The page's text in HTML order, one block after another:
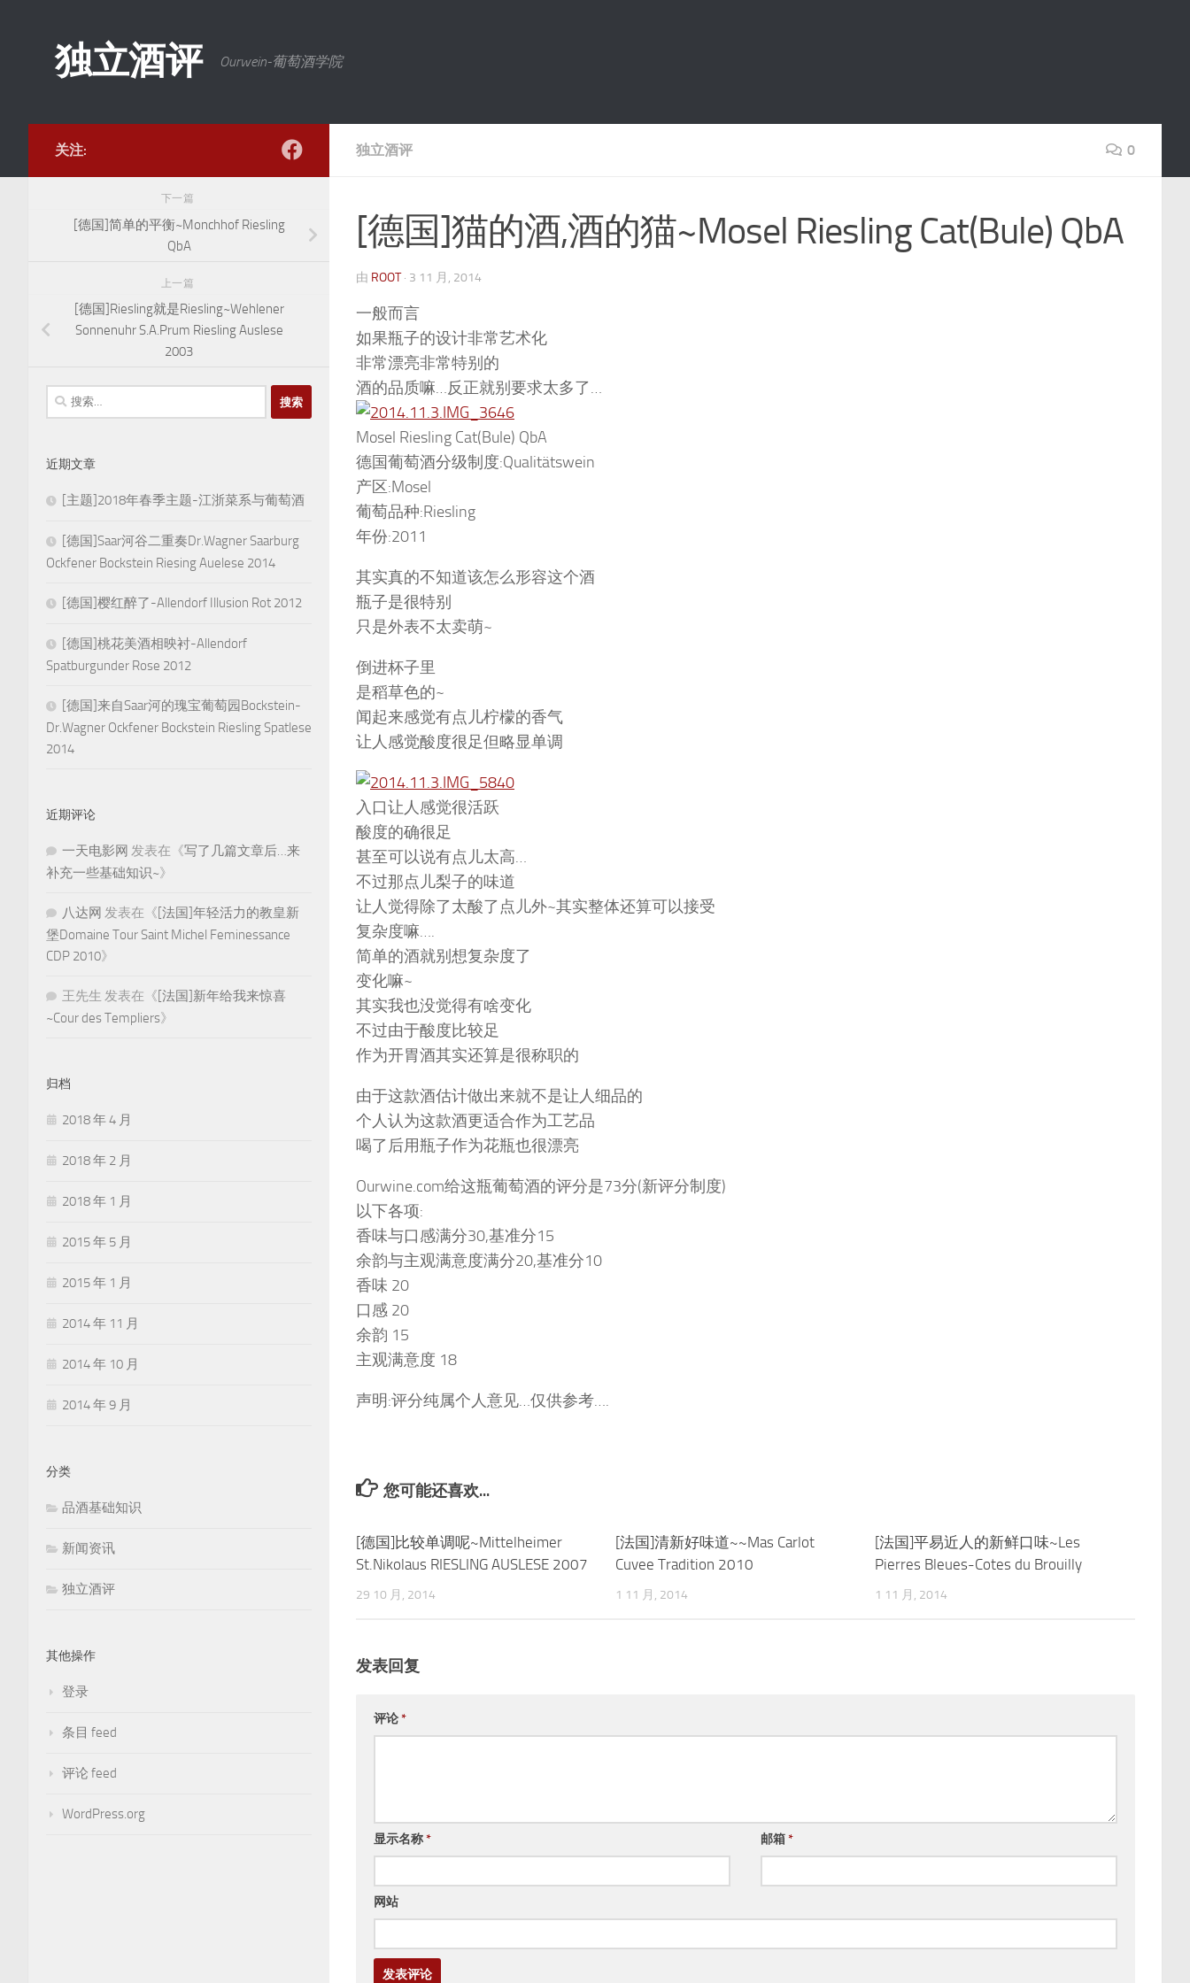
独立酒评 Ourwein-葡萄酒学院
独立酒评 0
[德国]猫的酒,酒的猫~Mosel Riesling Cat(Bule) QbA
由 ROOT · 3 11 月, 2014
一般而言
如果瓶子的设计非常艺术化
非常漂亮非常特别的
酒的品质嘛…反正就别要求太多了…
Mosel Riesling Cat(Bule) QbA
德国葡萄酒分级制度:Qualitätswein
产区:Mosel
葡萄品种:Riesling
年份:2011
其实真的不知道该怎么形容这个酒
瓶子是很特别
只是外表不太卖萌~
倒进杯子里
是稻草色的~
闻起来感觉有点儿柠檬的香气
让人感觉酸度很足但略显单调
入口让人感觉很活跃
酸度的确很足
甚至可以说有点儿太高…
不过那点儿梨子的味道
让人觉得除了太酸了点儿外~其实整体还算可以接受
复杂度嘛….
简单的酒就别想复杂度了
变化嘛~
其实我也没觉得有啥变化
不过由于酸度比较足
作为开胃酒其实还算是很称职的
由于这款酒估计做出来就不是让人细品的
个人认为这款酒更适合作为工艺品
喝了后用瓶子作为花瓶也很漂亮
Ourwine.com给这瓶葡萄酒的评分是73分(新评分制度)
以下各项:
香味与口感满分30,基准分15
余韵与主观满意度满分20,基准分10
香味 20
口感 20
余韵 15
主观满意度 18
声明:评分纯属个人意见…仅供参考….
您可能还喜欢...
[德国]比较单调呢~Mittelheimer
St.Nikolaus RIESLING AUSLESE 2007
29 10 月, 2014
[法国]清新好味道~~Mas Carlot
Cuvee Tradition 2010
1 11 月, 2014
[法国]平易近人的新鲜口味~Les
Pierres Bleues-Cotes du Brouilly
1 11 月, 2014
发表回复
评论*
显示名称* 邮箱*
网站
关注:
下一篇
[德国]简单的平衡~Monchhof Riesling
QbA
上一篇
[德国]Riesling就是Riesling~Wehlener
Sonnenuhr S.A.Prum Riesling Auslese
2003
搜
索：
近期文章
[主题]2018年春季主题-江浙菜系与葡萄酒
[德国]Saar河谷二重奏Dr.Wagner Saarburg
Ockfener Bockstein Riesing Auelese 2014
[德国]樱红醉了-Allendorf Illusion Rot 2012
[德国]桃花美酒相映衬-Allendorf
Spatburgunder Rose 2012
[德国]来自Saar河的瑰宝葡萄园Bockstein-
Dr.Wagner Ockfener Bockstein Riesling Spatlese
2014
近期评论
一天电影网 发表在《写了几篇文章后…来
补充一些基础知识~》
八达网 发表在《[法国]年轻活力的教皇新
堡Domaine Tour Saint Michel Feminessance
CDP 2010》
王先生 发表在《[法国]新年给我来惊喜
~Cour des Templiers》
归档
2018 年 4 月
2018 年 2 月
2018 年 1 月
2015 年 5 月
2015 年 1 月
2014 年 11 月
2014 年 10 月
2014 年 9 月
分类
品酒基础知识
新闻资讯
独立酒评
其他操作
登录
条目 feed
评论 feed
WordPress.org